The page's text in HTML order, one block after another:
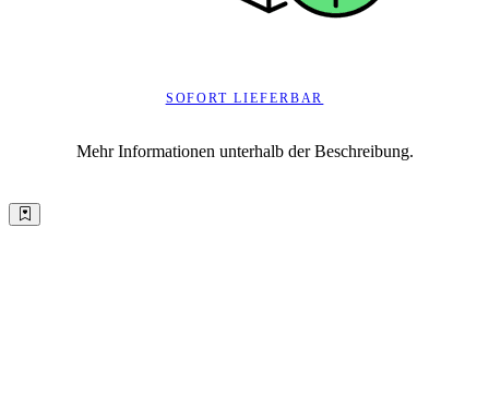
SOFORT LIEFERBAR
Mehr Informationen unterhalb der Beschreibung.